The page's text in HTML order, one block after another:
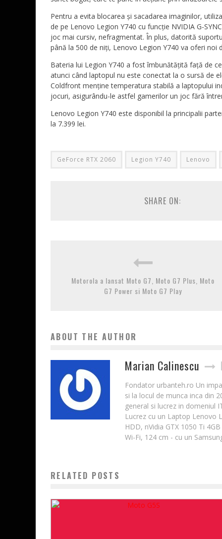
Pentru a evita blocarea și sacadarea imaginilor,
de pe Lenovo Legion Y740 cu funcție NVIDIA G-
joc mai cursiv, nefragmentat. În plus, datorită
până la 500 de niți, Lenovo Legion Y740 va oferi noi
Bateria lui Legion Y740 a fost îmbunătățită față de
atunci când laptopul nu este conectat la o sursă de
Coldfront menține temperatura stabilă a laptopului
jocuri, asigurându-le astfel gamerilor un joc fără
Lenovo Legion Y740 este disponibil la principalii
la 7.399 lei.
GeForce RTX 2060 Legion Y740 Lenovo
SHARE ON:
Motorola a lansat Moto G7, Moto G7 Plus, Moto
G7 Power si Moto G7 Play
ABOUT THE AUTHOR
Marian Calinescu
Fondator urbanteh.ro Un
si la locul de munca inca din
general si lucrez in domeniul
Lucrez cu un Laptop Lenovo
HDD, nVidia GTX 1050 Ti
Wi-Fi, 124 cm - cu un
RELATED POSTS